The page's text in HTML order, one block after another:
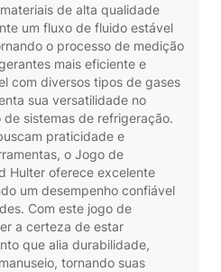
de alta qualidade
um fluxo de fluido estável
o processo de medição
mais eficiente e
com diversos tipos de gases
sua versatilidade no
sistemas de refrigeração.
praticidade e
o Jogo de
Hulter oferece excelente
um desempenho confiável
Com este jogo de
a certeza de estar
que alia durabilidade,
tornando suas